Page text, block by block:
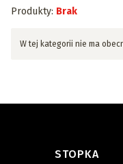
Produkty: Brak
W tej kategorii nie ma
Linki w
STOPKA